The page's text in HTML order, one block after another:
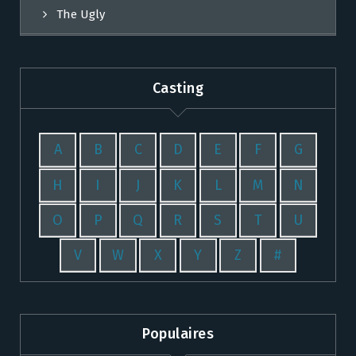
The Ugly
Casting
A B C D E F G
H I J K L M N
O P Q R S T U
V W X Y Z #
Populaires